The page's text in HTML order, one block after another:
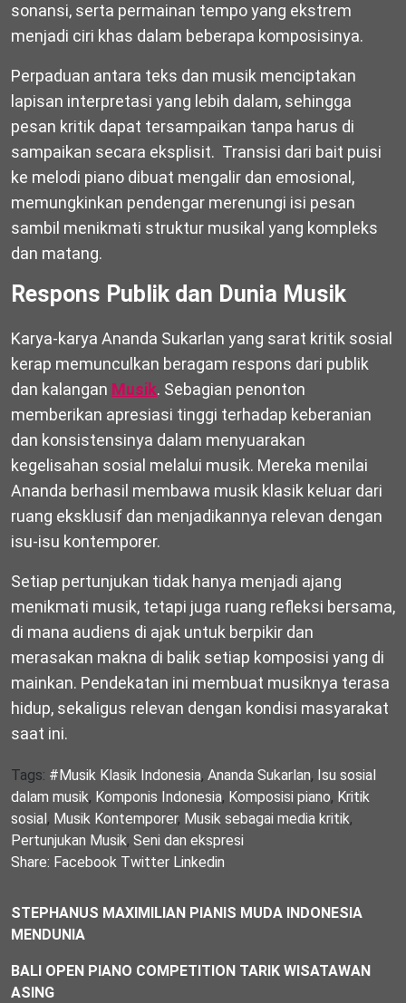
sonansi, serta permainan tempo yang ekstrem
menjadi ciri khas dalam beberapa komposisinya.
Perpaduan antara teks dan musik menciptakan
lapisan interpretasi yang lebih dalam, sehingga
pesan kritik dapat tersampaikan tanpa harus di
sampaikan secara eksplisit. Transisi dari bait puisi
ke melodi piano dibuat mengalir dan emosional,
memungkinkan pendengar merenungi isi pesan
sambil menikmati struktur musikal yang kompleks
dan matang.
Respons Publik dan Dunia Musik
Karya-karya Ananda Sukarlan yang sarat kritik sosial
kerap memunculkan beragam respons dari publik
dan kalangan Musik. Sebagian penonton
memberikan apresiasi tinggi terhadap keberanian
dan konsistensinya dalam menyuarakan
kegelisahan sosial melalui musik. Mereka menilai
Ananda berhasil membawa musik klasik keluar dari
ruang eksklusif dan menjadikannya relevan dengan
isu-isu kontemporer.
Setiap pertunjukan tidak hanya menjadi ajang
menikmati musik, tetapi juga ruang refleksi bersama,
di mana audiens di ajak untuk berpikir dan
merasakan makna di balik setiap komposisi yang di
mainkan. Pendekatan ini membuat musiknya terasa
hidup, sekaligus relevan dengan kondisi masyarakat
saat ini.
Tags: #Musik Klasik Indonesia, Ananda Sukarlan, Isu sosial
dalam musik, Komponis Indonesia, Komposisi piano, Kritik
sosial , Musik Kontemporer, Musik sebagai media kritik,
Pertunjukan Musik, Seni dan ekspresi
Share: Facebook Twitter Linkedin
STEPHANUS MAXIMILIAN PIANIS MUDA INDONESIA
MENDUNIA
BALI OPEN PIANO COMPETITION TARIK WISATAWAN
ASING